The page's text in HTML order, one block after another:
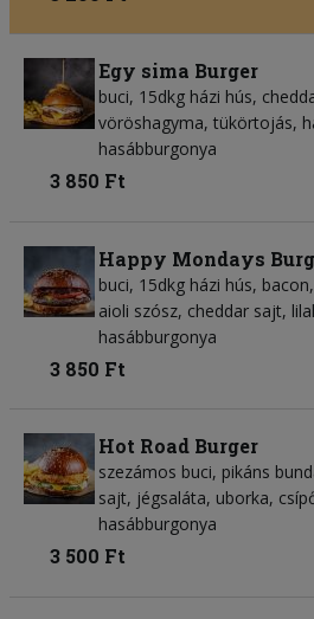
Egy sima Burger
buci, 15dkg házi hús,
vöröshagyma, tükörtojás,
hasábburgonya
3 850 Ft
Happy Mondays
buci, 15dkg házi hús,
aioli szósz, cheddar sajt,
hasábburgonya
3 850 Ft
Hot Road Burger
szezámos buci, pikáns
sajt, jégsaláta, uborka,
hasábburgonya
3 500 Ft